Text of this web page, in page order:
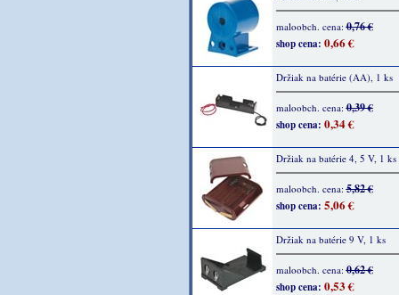
maloobch. cena:0,76 €
shop cena: 0,66 €
Držiak na batérie (AA), 1 ks
maloobch. cena:0,39 €
shop cena: 0,34 €
Držiak na batérie 4, 5 V, 1 ks
maloobch. cena:5,82 €
shop cena: 5,06 €
Držiak na batérie 9 V, 1 ks
maloobch. cena:0,62 €
shop cena: 0,53 €